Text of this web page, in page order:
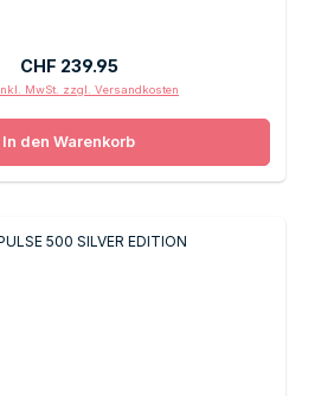
Regulärer Preis:
CHF 239.95
MwSt. zzgl. Versandkosten
In den Warenkorb